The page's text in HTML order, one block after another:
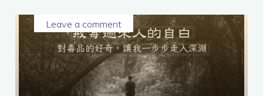
Leave a comment